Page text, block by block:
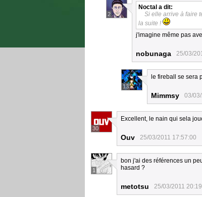
2
Noctal a dit:
Si elle arrive à faire
la suite !
j'imagine même pas
nobunaga 25/03/
13
le fireball se sera
Mimmsy 03/
30
Excellent, le nain qui sela
Ouv 25/03/2011 17:57:00
1
bon j'ai des références un
hasard ?
metotsu 25/03/2011